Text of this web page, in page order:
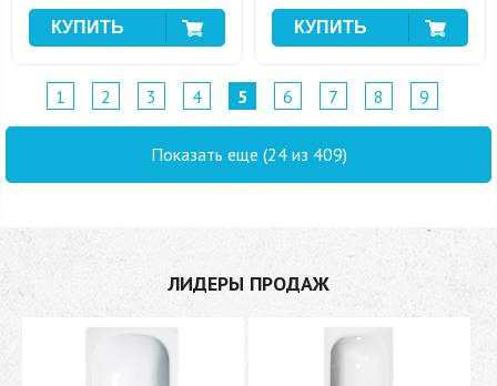
1 2 3 4 5 6 7 8 9
Показать еще (24 из 409)
ЛИДЕРЫ ПРОДАЖ